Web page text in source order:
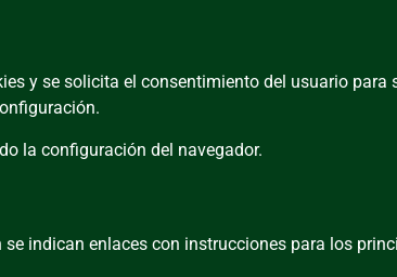
y se solicita el consentimiento del usuario para
la configuración del navegador.
indican enlaces con instrucciones para los